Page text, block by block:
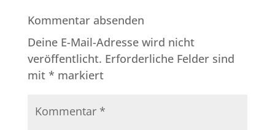
Kommentar absenden
Deine E-Mail-Adresse wird nicht
veröffentlicht. Erforderliche Felder sind
mit * markiert